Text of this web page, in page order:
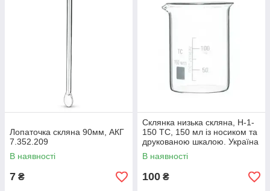
Лопаточка скляна 90мм, АКГ
7.352.209
В наявності
7 ₴
Склянка низька скляна, Н-1-
150 ТС, 150 мл із носиком та
друкованою шкалою. Україна
В наявності
100 ₴